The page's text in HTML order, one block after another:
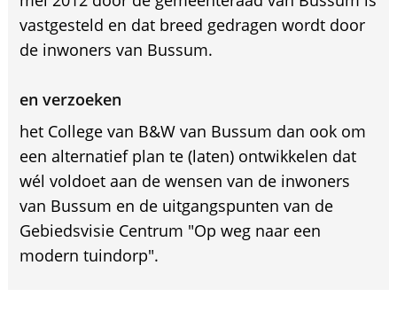
vastgesteld en dat breed gedragen wordt door
de inwoners van Bussum.
en verzoeken
het College van B&W van Bussum dan ook om
een alternatief plan te (laten) ontwikkelen dat
wél voldoet aan de wensen van de inwoners
van Bussum en de uitgangspunten van de
Gebiedsvisie Centrum "Op weg naar een
modern tuindorp".